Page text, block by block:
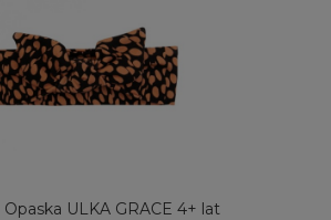
UL&Ka Opaska ULKA GRACE 4+ lat